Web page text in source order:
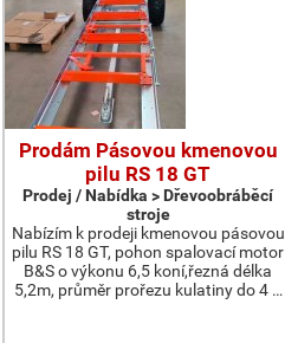
Prodám Pásovou kmenovou
pilu RS 18 GT
Prodej / Nabídka > Dřevoobráběcí
stroje
Nabízím k prodeji kmenovou pásovou
pilu RS 18 GT, pohon spalovací motor
B&S o výkonu 6,5 koní,řezná délka
5,2m, průměr prořezu kulatiny do 4 …